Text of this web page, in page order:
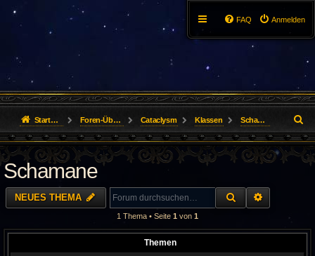
Anmelden
FAQ
Startseite Foren-Übersicht Cataclysm Klassen Schamane
u
c
Schamane
NEUES THEMA SUCHE
1 Thema • Seite 1 von 1
Themen